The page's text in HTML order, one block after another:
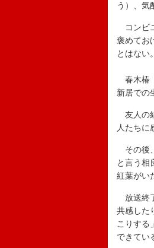
う）、気
コンビ
褒めてお
とはない。
春木椿
新居での
友人の
人たちに
その後
と言う相
紅葉がい
放送終
共感した
こりする
できてい